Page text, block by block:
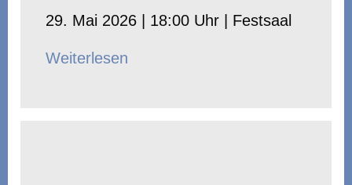
29. Mai 2026 | 18:00 Uhr | Festsaal
Weiterlesen